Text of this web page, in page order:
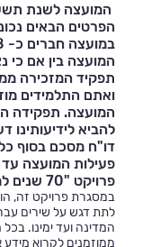
המועצה לשנת
הפרטים הבאים
המועצה בין אם כי
תפקיד המזכירה
ואתם התלמידים
המועצה. תפקידה
להביא לידיעותינו
דו"ח מסכם בסוף
פעילות המועצה
פרויקט "70 שנים למדינה"
במסגרת פרויקט זה,
לתת דגש על שירים
המדינה ועד ימינו.